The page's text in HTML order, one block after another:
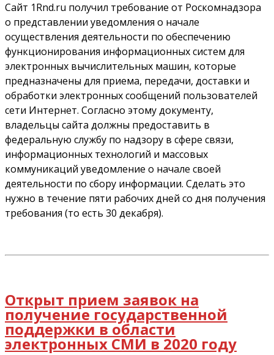
Сайт 1Rnd.ru получил требование от Роскомнадзора
о представлении уведомления о начале
осуществления деятельности по обеспечению
функционирования информационных систем для
электронных вычислительных машин, которые
предназначены для приема, передачи, доставки и
обработки электронных сообщений пользователей
сети Интернет. Согласно этому документу,
владельцы сайта должны предоставить в
федеральную службу по надзору в сфере связи,
информационных технологий и массовых
коммуникаций уведомление о начале своей
деятельности по сбору информации. Сделать это
нужно в течение пяти рабочих дней со дня получения
требования (то есть 30 декабря).
Открыт прием заявок на
получение государственной
поддержки в области
электронных СМИ в 2020 году